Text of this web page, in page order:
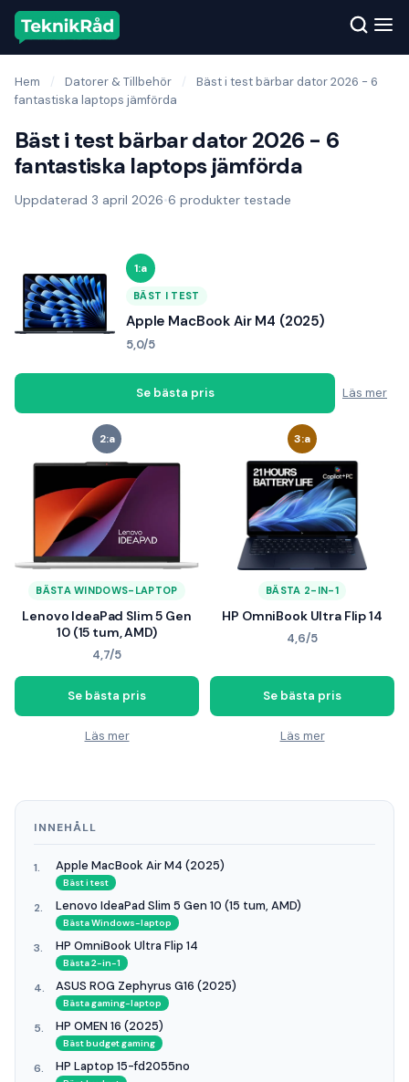
Hem / Datorer & Tillbehör /
Bäst i test bärbar dator 2026 - 6
fantastiska laptops jämförda
Bäst i test bärbar dator 2026 - 6
fantastiska laptops jämförda
Uppdaterad 3 april 2026•6 produkter testade
1:a
BÄST I TEST
Apple MacBook Air M4 (2025)
5,0/5
Se bästa pris Läs mer
2:a
BÄSTA WINDOWS-LAPTOP
Lenovo IdeaPad Slim 5 Gen
10 (15 tum, AMD)
4,7/5
Se bästa pris
Läs mer
3:a
BÄSTA 2-IN-1
HP OmniBook Ultra Flip 14
4,6/5
Se bästa pris
Läs mer
INNEHÅLL
Apple MacBook Air M4 (2025)
Bäst i test
Lenovo IdeaPad Slim 5 Gen 10 (15 tum, AMD)
Bästa Windows-laptop
HP OmniBook Ultra Flip 14
Bästa 2-in-1
ASUS ROG Zephyrus G16 (2025)
Bästa gaming-laptop
HP OMEN 16 (2025)
Bäst budget gaming
HP Laptop 15-fd2055no